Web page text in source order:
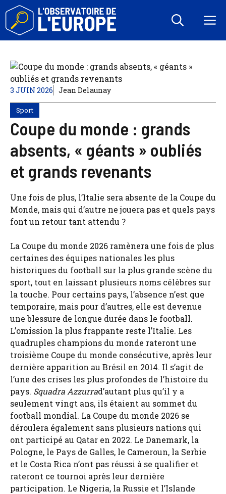
Aller
contenu
3 JUIN 2026 Jean Delaunay
Sport
Coupe du monde : grands
absents, « géants » oubliés
et grands revenants
Une fois de plus, l’Italie sera absente de la Coupe du
Monde, mais qui d’autre ne jouera pas et quels pays
font un retour tant attendu ?
La Coupe du monde 2026 ramènera une fois de plus
certaines des équipes nationales les plus
historiques du football sur la plus grande scène du
sport, tout en laissant plusieurs noms célèbres sur
la touche. Pour certains pays, l’absence n’est que
temporaire, mais pour d’autres, elle est devenue
une blessure de longue durée dans le football.
L’omission la plus frappante reste l’Italie. Les
quadruples champions du monde rateront une
troisième Coupe du monde consécutive, après leur
dernière apparition au Brésil en 2014. Il s’agit de
l’une des crises les plus profondes de l’histoire du
pays. Squadra Azzurrad’autant plus qu’il y a
seulement vingt ans, ils étaient au sommet du
football mondial. La Coupe du monde 2026 se
déroulera également sans plusieurs nations qui
ont participé au Qatar en 2022. Le Danemark, la
Pologne, le Pays de Galles, le Cameroun, la Serbie
et le Costa Rica n’ont pas réussi à se qualifier et
rateront ce tournoi après leur dernière
participation. Le Nigeria, la Russie et l’Islande